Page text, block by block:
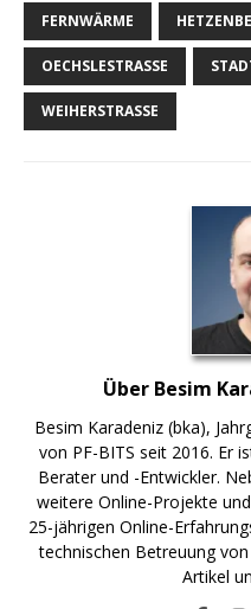
FERNWÄRME
OECHSLESTRASSE
WEIHERSTRASSE
Über Besim
Besim Karadeniz (bka),
von PF-BITS seit 2016. Er
Berater und -Entwickler.
weitere Online-Projekte
25-jährigen Online-
technischen Betreuung
Artikel